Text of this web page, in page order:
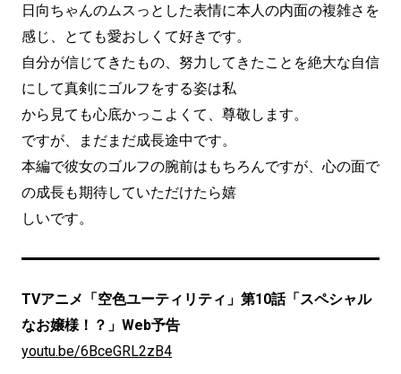
日向ちゃんのムスっとした表情に本人の内面の複雑さを
感じ、とても愛おしくて好きです。
自分が信じてきたもの、努力してきたことを絶大な自信
にして真剣にゴルフをする姿は私
から見ても心底かっこよくて、尊敬します。
ですが、まだまだ成長途中です。
本編で彼女のゴルフの腕前はもちろんですが、心の面で
の成長も期待していただけたら嬉
しいです。
TVアニメ「空色ユーティリティ」第10話「スペシャル
なお嬢様！？」Web予告
youtu.be/6BceGRL2zB4